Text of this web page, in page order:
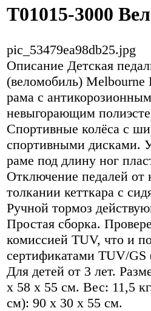
T01015-3000
pic_53479ea98db25.jpg
Описание Детская
(веломобиль) Melbourne
рама с
невыгорающим
Спортивные колёса с
спортивными дисками.
раме под длину ног
Отключение педалей от
толкании кетткара с
Ручной тормоз
Простая сборка.
комиссией TUV, что и
сертификатами TUV/GS
Для детей от 3 лет.
х 58 х 55 см. Вес: 11,5
см): 90 х 30 х 55 см.